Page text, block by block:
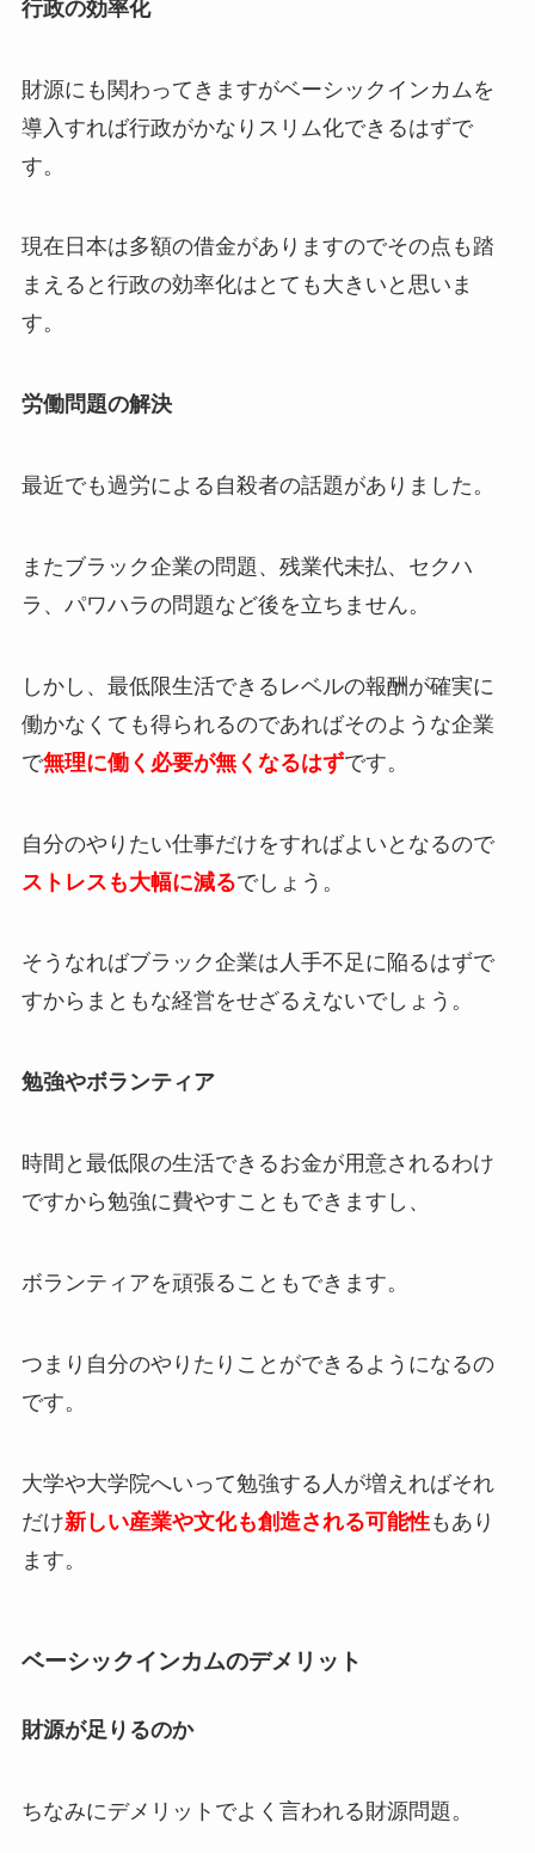
行政の効率化
財源にも関わってきますがベーシックインカムを
導入すれば行政がかなりスリム化できるはずで
す。
現在日本は多額の借金がありますのでその点も踏
まえると行政の効率化はとても大きいと思いま
す。
労働問題の解決
最近でも過労による自殺者の話題がありました。
またブラック企業の問題、残業代未払、セクハ
ラ、パワハラの問題など後を立ちません。
しかし、最低限生活できるレベルの報酬が確実に
働かなくても得られるのであればそのような企業
で無理に働く必要が無くなるはずです。
自分のやりたい仕事だけをすればよいとなるので
ストレスも大幅に減るでしょう。
そうなればブラック企業は人手不足に陥るはずで
すからまともな経営をせざるえないでしょう。
勉強やボランティア
時間と最低限の生活できるお金が用意されるわけ
ですから勉強に費やすこともできますし、
ボランティアを頑張ることもできます。
つまり自分のやりたりことができるようになるの
です。
大学や大学院へいって勉強する人が増えればそれ
だけ新しい産業や文化も創造される可能性もあり
ます。
ベーシックインカムのデメリット
財源が足りるのか
ちなみにデメリットでよく言われる財源問題。